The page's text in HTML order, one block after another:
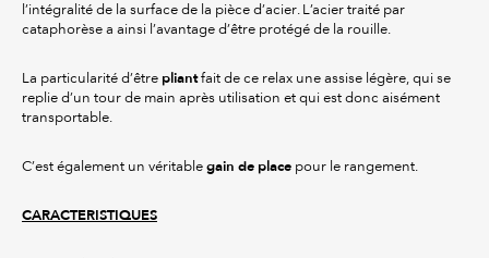
l’intégralité de la surface de la pièce d’acier. L’acier traité par
cataphorèse a ainsi l’avantage d’être protégé de la rouille.
La particularité d’être pliantfait de ce relax une assise légère, qui se
replie d’un tour de main après utilisation et qui est donc aisément
transportable.
C’est également un véritable gain de place pour le rangement.
CARACTERISTIQUES